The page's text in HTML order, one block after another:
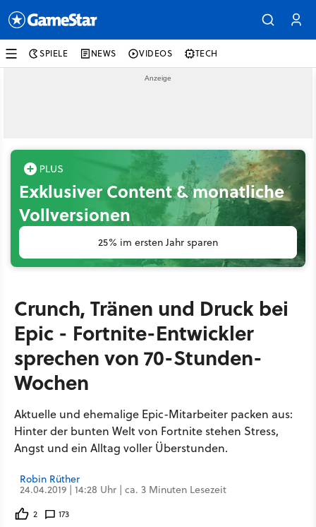
SPIELE NEWS VIDEOS TECH
Exklusiver Content & monatliche
Vollversionen
25% im ersten Jahr sparen
Crunch, Tränen und Druck bei
Epic - Fortnite-Entwickler
sprechen von 70-Stunden-
Wochen
Aktuelle und ehemalige Epic-Mitarbeiter packen aus:
Hinter der bunten Welt von Fortnite stehen Stress,
Angst und ein Alltag voller Überstunden.
Robin Rüther
24.04.2019 | 14:28 Uhr | ca. 3 Minuten Lesezeit
2 173